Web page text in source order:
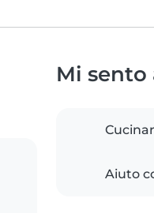
Mi sento
Aiuto